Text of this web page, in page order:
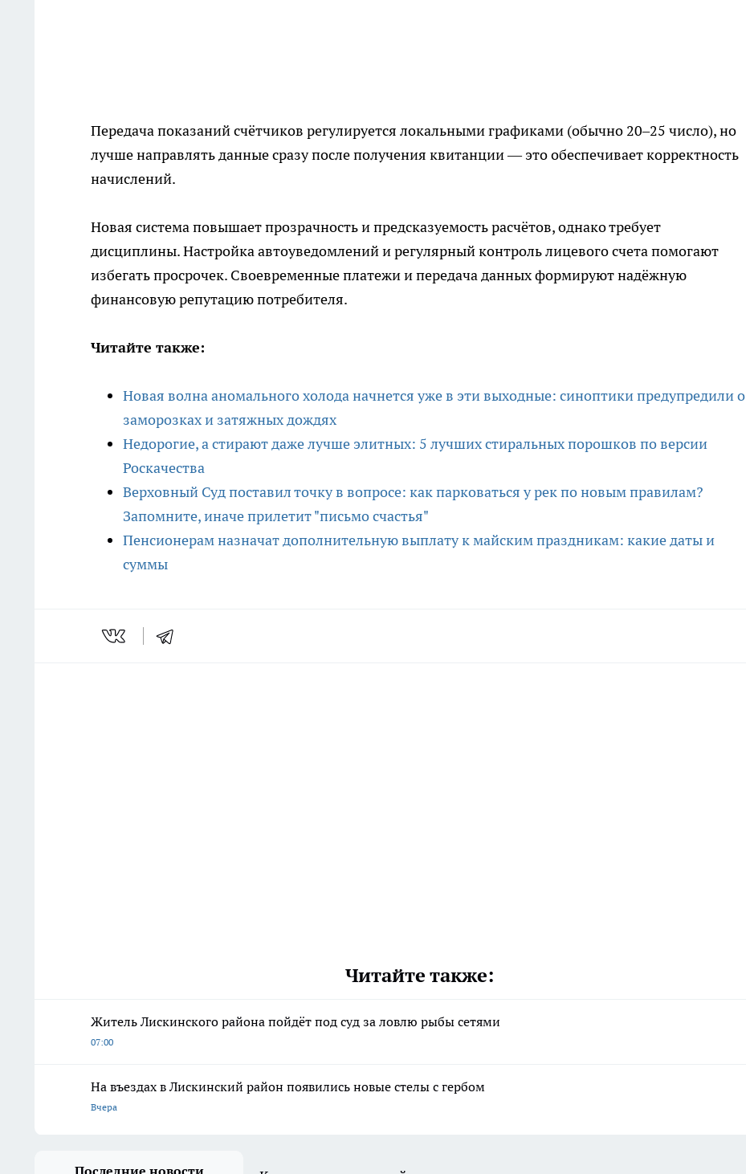
Передача показаний счётчиков регулируется локальными графиками (обычно 20–25 число), но
лучше направлять данные сразу после получения квитанции — это обеспечивает корректность
начислений.
Новая система повышает прозрачность и предсказуемость расчётов, однако требует
дисциплины. Настройка автоуведомлений и регулярный контроль лицевого счета помогают
избегать просрочек. Своевременные платежи и передача данных формируют надёжную
финансовую репутацию потребителя.
Читайте также:
Новая волна аномального холода начнется уже в эти выходные: синоптики предупредили о
заморозках и затяжных дождях
Недорогие, а стирают даже лучше элитных: 5 лучших стиральных порошков по версии
Роскачества
Верховный Суд поставил точку в вопросе: как парковаться у рек по новым правилам?
Запомните, иначе прилетит "письмо счастья"
Пенсионерам назначат дополнительную выплату к майским праздникам: какие даты и
суммы
Читайте также:
Житель Лискинского района пойдёт под суд за ловлю рыбы сетями
07:00
На въездах в Лискинский район появились новые стелы с гербом
Вчера